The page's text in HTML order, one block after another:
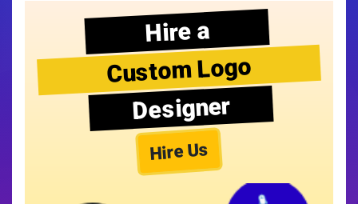
Hire a
Custom Logo
Designer
Hire Us